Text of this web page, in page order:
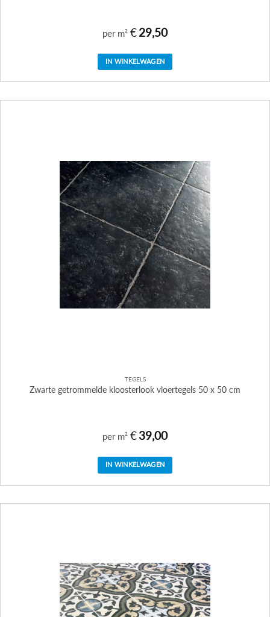
per m² €29,50
IN WINKELWAGEN
TEGELS
Zwarte getrommelde kloosterlook vloertegels 50 x 50 cm
per m² €39,00
IN WINKELWAGEN